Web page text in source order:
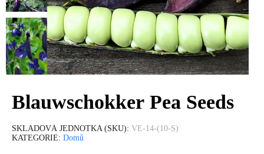
Blauwschokker Pea Seeds
SKLADOVÁ JEDNOTKA (SKU) VE-14-(10-S)
KATEGORIE Domů